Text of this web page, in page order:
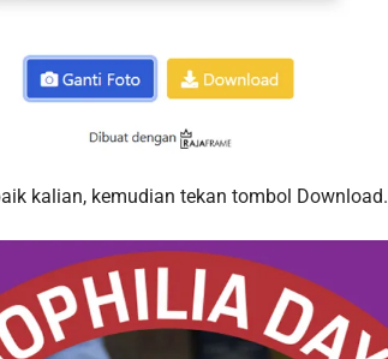
kalian, kemudian tekan tombol Download.